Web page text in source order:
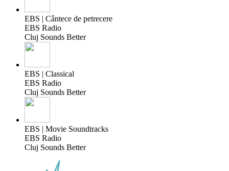
EBS | Cântece de petrecere
EBS Radio
Cluj Sounds Better
EBS | Classical
EBS Radio
Cluj Sounds Better
EBS | Movie Soundtracks
EBS Radio
Cluj Sounds Better